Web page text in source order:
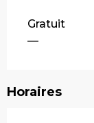
Gratuit
—
Horaires